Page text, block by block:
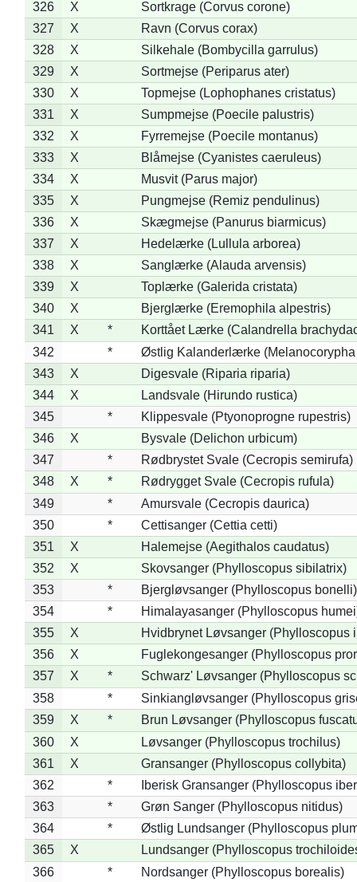
326
X
Sortkrage (Corvus corone)
327
X
Ravn (Corvus corax)
328
X
Silkehale (Bombycilla garrulus)
329
X
Sortmejse (Periparus ater)
330
X
Topmejse (Lophophanes cristatus)
331
X
Sumpmejse (Poecile palustris)
332
X
Fyrremejse (Poecile montanus)
333
X
Blåmejse (Cyanistes caeruleus)
334
X
Musvit (Parus major)
335
X
Pungmejse (Remiz pendulinus)
336
X
Skægmejse (Panurus biarmicus)
337
X
Hedelærke (Lullula arborea)
338
X
Sanglærke (Alauda arvensis)
339
X
Toplærke (Galerida cristata)
340
X
Bjerglærke (Eremophila alpestris)
341
X *
Korttået Lærke (Calandrella
342
*
Østlig Kalanderlærke (Melanocorypha
343
X
Digesvale (Riparia riparia)
344
X
Landsvale (Hirundo rustica)
345
*
Klippesvale (Ptyonoprogne rupestris)
346
X
Bysvale (Delichon urbicum)
347
*
Rødbrystet Svale (Cecropis semirufa)
348
X *
Rødrygget Svale (Cecropis rufula)
349
*
Amursvale (Cecropis daurica)
350
*
Cettisanger (Cettia cetti)
351
X
Halemejse (Aegithalos caudatus)
352
X
Skovsanger (Phylloscopus sibilatrix)
353
*
Bjergløvsanger (Phylloscopus bonelli)
354
*
Himalayasanger (Phylloscopus
355
X
Hvidbrynet Løvsanger (Phylloscopus
356
X
Fuglekongesanger (Phylloscopus
357
X *
Schwarz' Løvsanger (Phylloscopus
358
*
Sinkiangløvsanger (Phylloscopus
359
X *
Brun Løvsanger (Phylloscopus
360
X
Løvsanger (Phylloscopus trochilus)
361
X
Gransanger (Phylloscopus collybita)
362
*
Iberisk Gransanger (Phylloscopus
363
*
Grøn Sanger (Phylloscopus nitidus)
364
*
Østlig Lundsanger (Phylloscopus
365
X
Lundsanger (Phylloscopus
366
* Nordsanger (Phylloscopus borealis)